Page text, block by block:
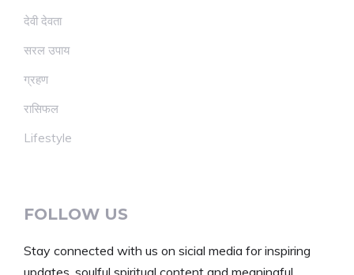
देवी देवता
सरल उपाय
ग्रहण
रासिफल
Lifestyle
FOLLOW US
Stay connected with us on sicial media for inspiring
updates, soulful spiritual content and meaningful